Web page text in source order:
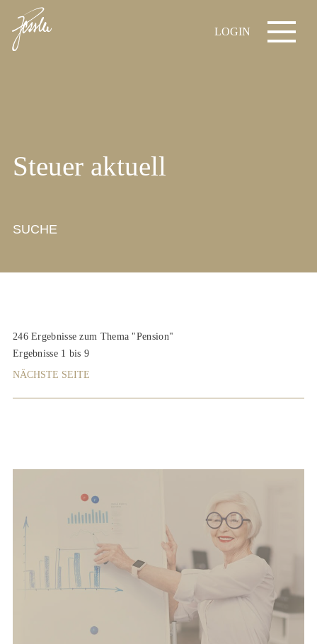
LOGIN
Steuer aktuell
SUCHE
246 Ergebnisse zum Thema "Pension"
Ergebnisse 1 bis 9
NÄCHSTE SEITE